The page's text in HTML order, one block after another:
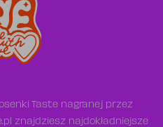
Taste nagranej przez
znajdziesz najdokładniejsze